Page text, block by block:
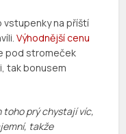
vstupenky na příští
Výhodnější cenu
pod stromeček
tak bonusem
toho prý chystají víc,
takže